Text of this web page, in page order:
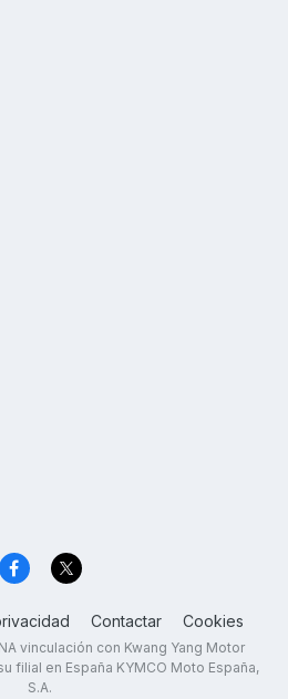
Contactar Cookies
vinculación con Kwang Yang Motor
filial en España KYMCO Moto España,
S.A.